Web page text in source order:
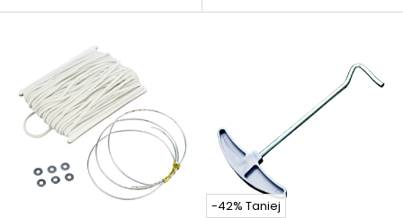
-42% Taniej